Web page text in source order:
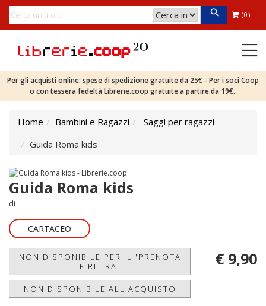
(0)
Per gli acquisti online: spese di spedizione gratuite da 25€ - Per i soci Coop
o con tessera fedeltà Librerie.coop gratuite a partire da 19€.
Home Bambini e Ragazzi
Saggi per ragazzi
Guida Roma kids
Guida Roma kids
di
CARTACEO
NON DISPONIBILE PER IL 'PRENOTA
E RITIRA'
NON DISPONIBILE ALL'ACQUISTO
€ 9,90